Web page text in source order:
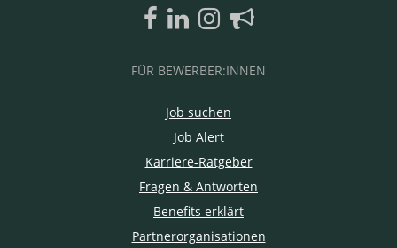
FÜR BEWERBER:INNEN
Job suchen
Job Alert
Karriere-Ratgeber
Fragen & Antworten
Benefits erklärt
Partnerorganisationen